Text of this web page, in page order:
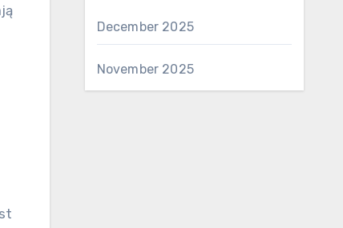
December 2025
November 2025